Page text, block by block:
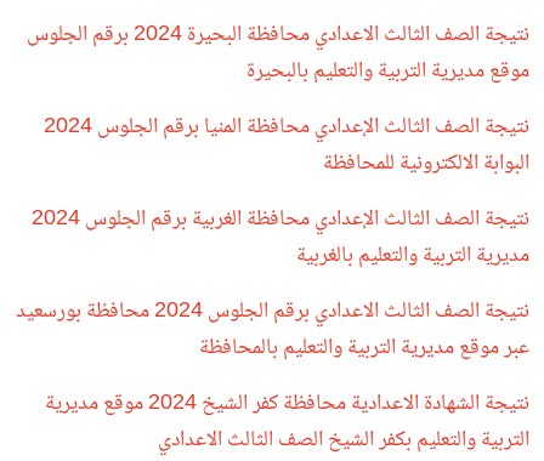
نتيجة الصف الثالث الاعدادي محافظة البحيرة 2024 برقم الجلوس
موقع مديرية التربية والتعليم بالبحيرة
نتيجة الصف الثالث الإعدادي محافظة المنيا برقم الجلوس 2024
البوابة الالكترونية للمحافظة
نتيجة الصف الثالث الإعدادي محافظة الغربية برقم الجلوس 2024
مديرية التربية والتعليم بالغربية
نتيجة الصف الثالث الاعدادي برقم الجلوس 2024 محافظة بورسعيد
عبر موقع مديرية التربية والتعليم بالمحافظة
نتيجة الشهادة الاعدادية محافظة كفر الشيخ 2024 موقع مديرية
التربية والتعليم بكفر الشيخ الصف الثالث الاعدادي